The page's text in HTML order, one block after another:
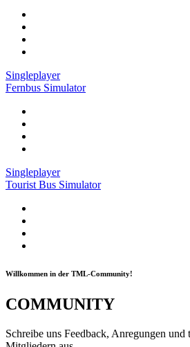
Singleplayer
Fernbus Simulator
Singleplayer
Tourist Bus Simulator
Willkommen in der TML-Community!
COMMUNITY
Schreibe uns Feedback, Anregungen und